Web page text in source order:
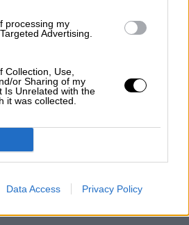
processing my
Advertising.
Collection, Use,
or Sharing of my
Is Unrelated with the
it was collected.
Data Access Privacy Policy
και κοκτέιλ
γκουρμέ σάλτσες, μαρινάδες και